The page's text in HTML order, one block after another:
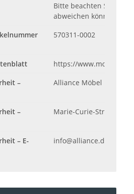
Bitte beachten Sie,
abweichen können.
570311-0002
https://
–
Alliance Möbel
–
Marie-Curie-Str. 6,
– E-
info@alliance.de